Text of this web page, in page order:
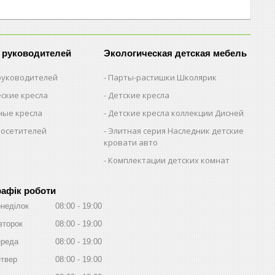
кресла
кресла
Экологическая детская мебель
Парты-растишки Школярик
Детские кресла
Детские кресла коллекции Дисней
Элитная серия Наследник детские
кровати авто
Комплектации детских комнат
роботи
08:00
19:00
08:00
19:00
08:00
19:00
08:00
19:00